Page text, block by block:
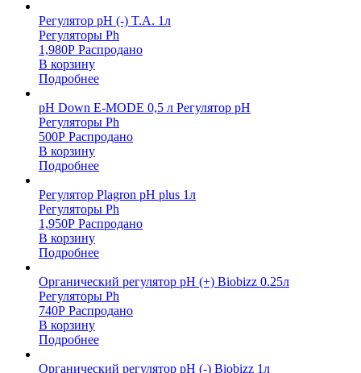
Регулятор pH (-) T.A. 1л
Регуляторы Ph
1,980Р Распродано
В корзину
Подробнее
pH Down E-MODE 0,5 л Регулятор pH
Регуляторы Ph
500Р Распродано
В корзину
Подробнее
Регулятор Plagron pH plus 1л
Регуляторы Ph
1,950Р Распродано
В корзину
Подробнее
Органический регулятор pH (+) Biobizz 0.25л
Регуляторы Ph
740Р Распродано
В корзину
Подробнее
Органический регулятор pH (-) Biobizz 1л